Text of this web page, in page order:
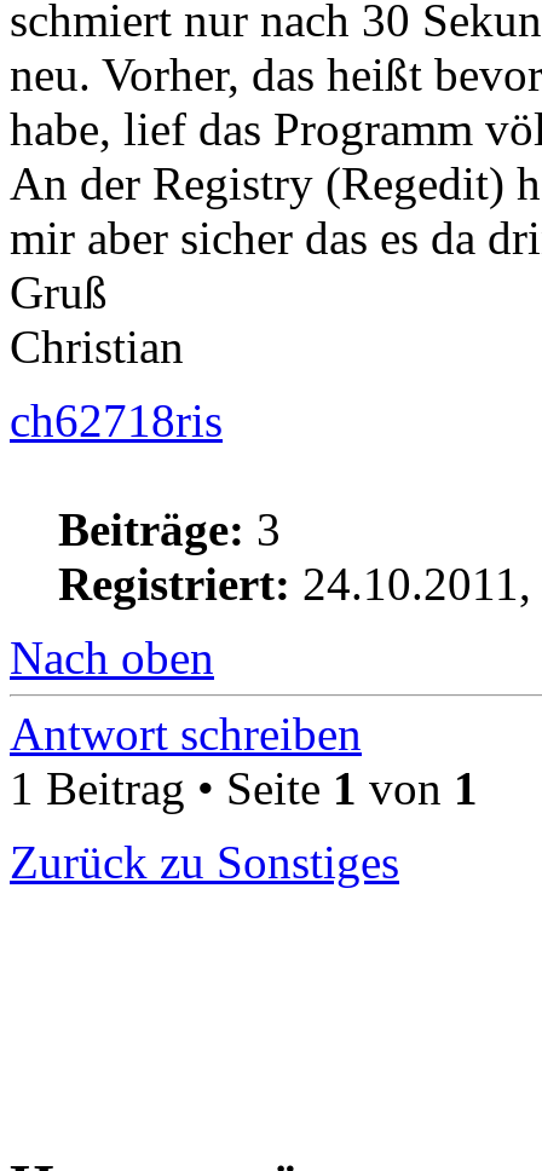
schmiert nur nach 30
neu. Vorher, das heißt
habe, lief das Programm
An der Registry (Regedit)
mir aber sicher das es da
Gruß
Christian
ch62718ris
Beiträge: 3
Registriert:
Nach oben
Antwort schreiben
1 Beitrag • Seite 1 von 1
Zurück zu Sonstiges